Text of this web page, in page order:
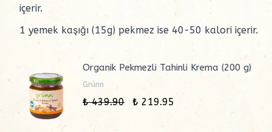
içerir.
1 yemek kaşığı (15g) pekmez ise 40-50 kalori içerir.
Organik Pekmezli Tahinli Krema (200 g)
Grünn
₺ 439.90 ₺ 219.95